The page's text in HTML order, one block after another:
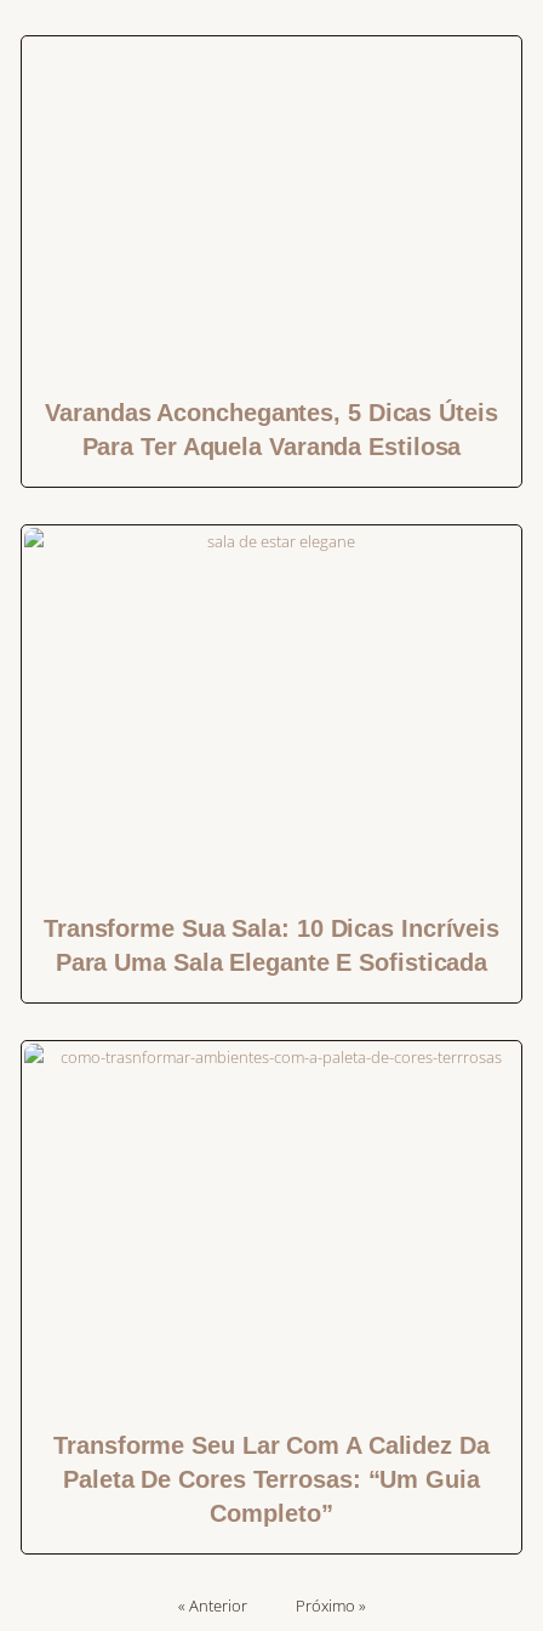
Varandas Aconchegantes, 5 Dicas Úteis
Para Ter Aquela Varanda Estilosa
Transforme Sua Sala: 10 Dicas Incríveis
Para Uma Sala Elegante E Sofisticada
Transforme Seu Lar Com A Calidez Da
Paleta De Cores Terrosas: “Um Guia
Completo”
« Anterior Próximo »